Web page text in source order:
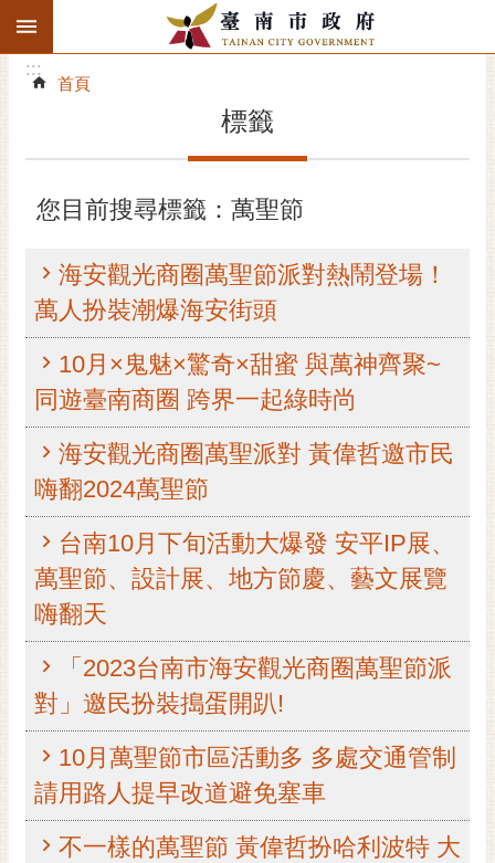
跳到主要內容區塊
搜
階
精彩府城
市府團隊
主題服務
市政資訊
市民互動
黃
哲
螢
光
泉
桐
祭
:::
:::
首頁
標籤
您目前搜尋標籤：萬聖節
海安觀光商圈萬聖節派對熱鬧登場！
萬人扮裝潮爆海安街頭
10月×鬼魅×驚奇×甜蜜 與萬神齊聚~
同遊臺南商圈 跨界一起綠時尚
海安觀光商圈萬聖派對 黃偉哲邀市民
嗨翻2024萬聖節
台南10月下旬活動大爆發 安平IP展、
萬聖節、設計展、地方節慶、藝文展覽
嗨翻天
「2023台南市海安觀光商圈萬聖節派
對」邀民扮裝搗蛋開趴!
10月萬聖節市區活動多 多處交通管制
請用路人提早改道避免塞車
不一樣的萬聖節 黃偉哲扮哈利波特 大